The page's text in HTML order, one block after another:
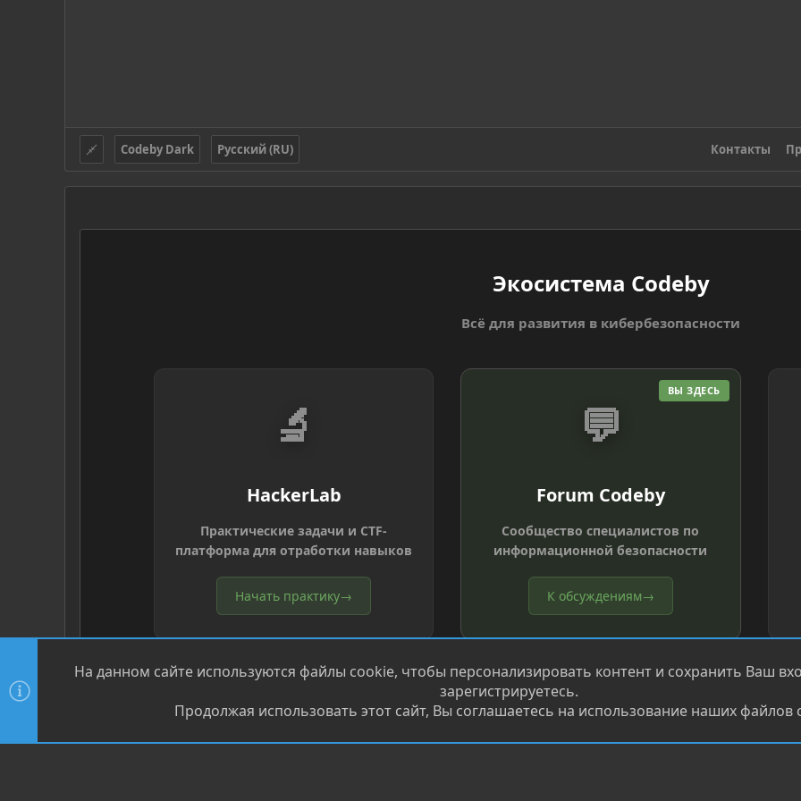
Codeby Dark Русский (RU) Контакты
Экосистема Codeby
Всё для развития в кибербезопасности
🔬
HackerLab
Практические задачи и CTF-
платформа для отработки навыков
Начать практику→
ВЫ ЗДЕСЬ
💬
Forum Codeby
Сообщество специалистов по
информационной безопасности
К обсуждениям→
Community platform by XenForo ® © 2010-2026 XenForo Ltd. Перевод от Jumuro®
На данном сайте используются файлы cookie, чтобы персонализировать контент и сохранить Ваш
зарегистрируетесь.
Продолжая использовать этот сайт, Вы соглашаетесь на использование наших файлов